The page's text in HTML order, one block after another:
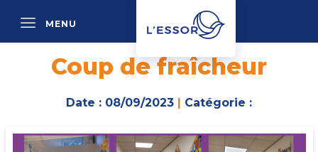
MENU
Coup de fraîcheur
Date : 08/09/2023 | Catégorie :